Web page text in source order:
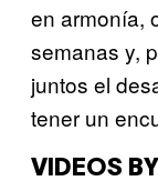
en armonía,
semanas y,
juntos el
tener un
VIDEOS